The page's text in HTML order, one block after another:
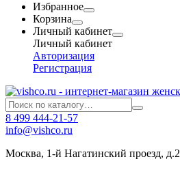
Избранное
Корзина
Личный кабинет
Личный кабинет
Авторизация
Регистрация
8 499 444-21-57
info@vishco.ru
Москва, 1-й Нагатинский проезд, д.2